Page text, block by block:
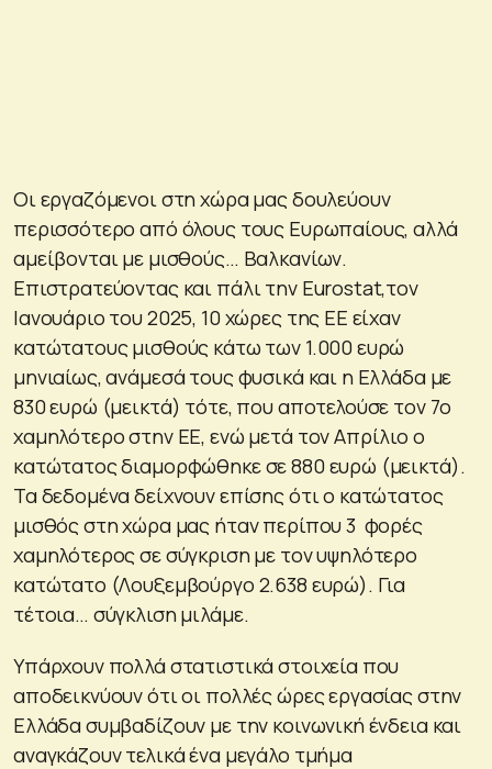
Οι εργαζόμενοι στη χώρα μας δουλεύουν
περισσότερο από όλους τους Ευρωπαίους, αλλά
αμείβονται με μισθούς… Βαλκανίων.
Επιστρατεύοντας και πάλι την Eurostat,τον
Ιανουάριο του 2025, 10 χώρες της ΕΕ είχαν
κατώτατους μισθούς κάτω των 1.000 ευρώ
μηνιαίως, ανάμεσά τους φυσικά και η Ελλάδα με
830 ευρώ (μεικτά) τότε, που αποτελούσε τον 7ο
χαμηλότερο στην ΕΕ, ενώ μετά τον Απρίλιο ο
κατώτατος διαμορφώθηκε σε 880 ευρώ (μεικτά).
Τα δεδομένα δείχνουν επίσης ότι ο κατώτατος
μισθός στη χώρα μας ήταν περίπου 3 φορές
χαμηλότερος σε σύγκριση με τον υψηλότερο
κατώτατο (Λουξεμβούργο 2.638 ευρώ). Για
τέτοια… σύγκλιση μιλάμε.
Υπάρχουν πολλά στατιστικά στοιχεία που
αποδεικνύουν ότι οι πολλές ώρες εργασίας στην
Ελλάδα συμβαδίζουν με την κοινωνική ένδεια και
αναγκάζουν τελικά ένα μεγάλο τμήμα